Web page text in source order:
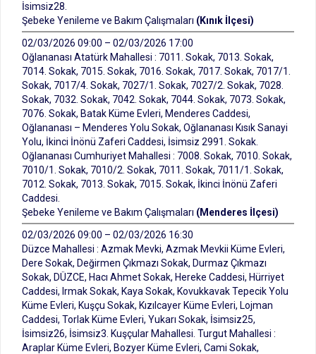
İsimsiz28.
Şebeke Yenileme ve Bakım Çalışmaları (Kınık İlçesi)
02/03/2026 09:00 – 02/03/2026 17:00
Oğlananası Atatürk Mahallesi : 7011. Sokak, 7013. Sokak,
7014. Sokak, 7015. Sokak, 7016. Sokak, 7017. Sokak, 7017/1.
Sokak, 7017/4. Sokak, 7027/1. Sokak, 7027/2. Sokak, 7028.
Sokak, 7032. Sokak, 7042. Sokak, 7044. Sokak, 7073. Sokak,
7076. Sokak, Batak Küme Evleri, Menderes Caddesi,
Oğlananası – Menderes Yolu Sokak, Oğlananası Kısık Sanayi
Yolu, İkinci İnönü Zaferi Caddesi, İsimsiz 2991. Sokak.
Oğlananası Cumhuriyet Mahallesi : 7008. Sokak, 7010. Sokak,
7010/1. Sokak, 7010/2. Sokak, 7011. Sokak, 7011/1. Sokak,
7012. Sokak, 7013. Sokak, 7015. Sokak, İkinci İnönü Zaferi
Caddesi.
Şebeke Yenileme ve Bakım Çalışmaları (Menderes İlçesi)
02/03/2026 09:00 – 02/03/2026 16:30
Düzce Mahallesi : Azmak Mevki, Azmak Mevkii Küme Evleri,
Dere Sokak, Değirmen Çıkmazı Sokak, Durmaz Çıkmazı
Sokak, DÜZCE, Hacı Ahmet Sokak, Hereke Caddesi, Hürriyet
Caddesi, Irmak Sokak, Kaya Sokak, Kovukkavak Tepecik Yolu
Küme Evleri, Kuşçu Sokak, Kızılcayer Küme Evleri, Lojman
Caddesi, Torlak Küme Evleri, Yukarı Sokak, İsimsiz25,
İsimsiz26, İsimsiz3. Kuşçular Mahallesi. Turgut Mahallesi :
Araplar Küme Evleri, Bozyer Küme Evleri, Cami Sokak,